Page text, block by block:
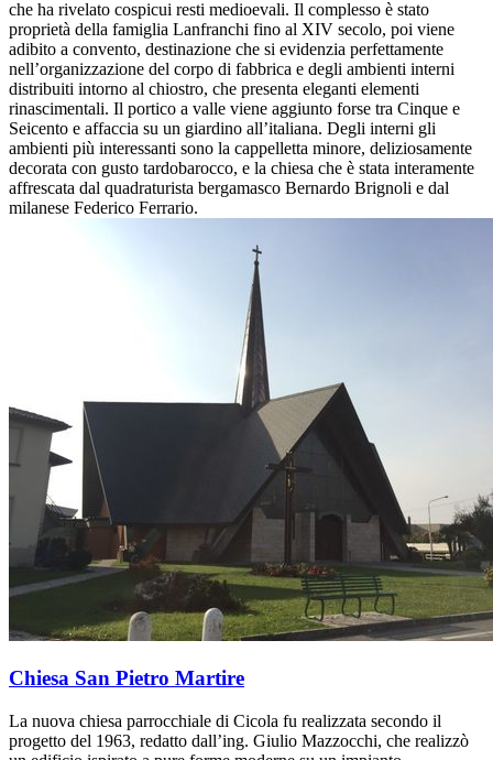
che ha rivelato cospicui resti medioevali. Il complesso è stato
proprietà della famiglia Lanfranchi fino al XIV secolo, poi viene
adibito a convento, destinazione che si evidenzia perfettamente
nell’organizzazione del corpo di fabbrica e degli ambienti interni
distribuiti intorno al chiostro, che presenta eleganti elementi
rinascimentali. Il portico a valle viene aggiunto forse tra Cinque e
Seicento e affaccia su un giardino all’italiana. Degli interni gli
ambienti più interessanti sono la cappelletta minore, deliziosamente
decorata con gusto tardobarocco, e la chiesa che è stata interamente
affrescata dal quadraturista bergamasco Bernardo Brignoli e dal
milanese Federico Ferrario.
Chiesa San Pietro Martire
La nuova chiesa parrocchiale di Cicola fu realizzata secondo il
progetto del 1963, redatto dall’ing. Giulio Mazzocchi, che realizzò